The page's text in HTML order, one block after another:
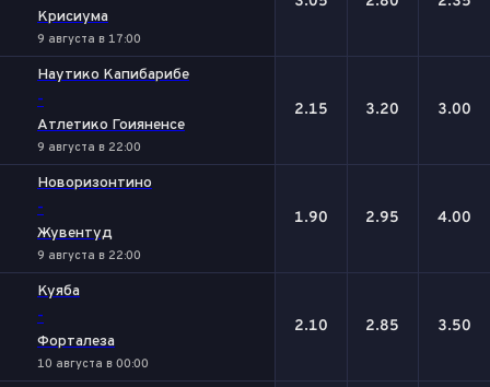
Крисиума
9 августа в 17:00
Наутико Капибарибе
-
Атлетико Гоияненсе
9 августа в 22:00
2.15 3.20 3.00
Новоризонтино
-
Жувентуд
9 августа в 22:00
1.90 2.95 4.00
Куяба
-
Форталеза
10 августа в 00:00
2.10 2.85 3.50